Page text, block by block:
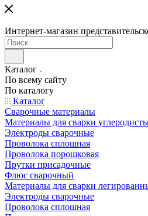
Интернет-магазин
Каталог
По всему сайту
По каталогу
Каталог
Сварочные материалы
Материалы для сварки
Электроды сварочные
Проволока сплошная
Проволока порошковая
Прутки присадочные
Флюс сварочный
Материалы для сварки
Электроды сварочные
Проволока сплошная